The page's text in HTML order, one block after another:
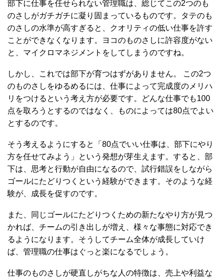
部下に仕事を任せられない管理職は、総じてこの2つのも
のさしがガチガチに凝り固まっているものです。タテのも
のさしの水準が高すぎると、クオリティの低い仕事を許す
ことができなくなります。ヨコのものさしに許容度がない
と、マイクロマネジメントをしてしまうのですね。
しかし、これでは部下が育つはずがありません。 この2つ
のものさしをゆるめるには、仕事によって完成度のメリハ
リをつけるという考え方が必要です。どんな仕事でも100
点を取ろうとするのではなく、ものによっては80点でよい
とするのです。
そう考えるようにすると「80点でいい仕事は、部下にやり
方を任せてみよう」という発想が芽生えます。すると、部
下は、思考と行動が自由になるので、試行錯誤をしながら
ゴールにたどりつくという経験ができます。そのような経
験が、成長を促すのです。
また、同じゴールにたどりつくための新たなやり方が見つ
かれば、チームの引き出しが増え、様々な事態に対応でき
るようになります。そうしてチーム全体が成長していけ
ば、管理職の仕事はぐっと楽になるでしょう。
仕事のものさしが硬直しがちな人の特徴は、売上や利益な